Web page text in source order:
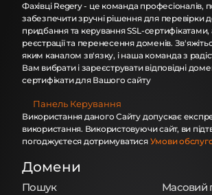
Фахівці Regery - це команда професіоналів,
забезпечити зручні рішення для перевірки
придбання та керування SSL-сертифікатами,
реєстрації та перенесення доменів.
яким каналом зв'язку, і наша команда з
Вам вибрати і зареєструвати відповідні
сертифікати для Вашого сайту
Панель Керування
Використання даного Сайту допускає
використання. Використовуючи сайт, ви
погоджуєтеся дотримуватися Умови
Домени
Пошук Масовий